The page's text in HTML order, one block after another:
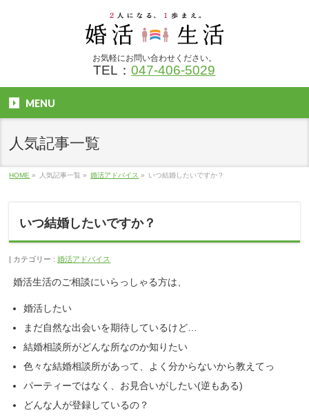
お気軽にお問い合わせください。
TEL：047-406-5029
MENU
人気記事一覧
HOME » 人気記事一覧 » 婚活アドバイス » いつ結婚したいですか？
いつ結婚したいですか？
カテゴリー :婚活アドバイス
婚活生活のご相談にいらっしゃる方は、
婚活したい
まだ自然な出会いを期待しているけど…
結婚相談所がどんな所なのか知りたい
色々な結婚相談所があって、よく分からないから教えてっ
パーティーではなく、お見合いがしたい(逆もある)
どんな人が登録しているの？